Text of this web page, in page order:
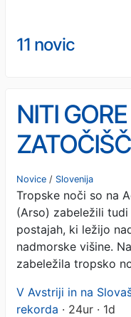
11 novic
NITI
tudi nad
Novice / Slovenija
Tropske noči so na
(Arso) zabeležili tudi
postajah, ki ležijo
nadmorske višine.
zabeležila tropsko
V Avstriji in na
rekorda · 24ur · 1d